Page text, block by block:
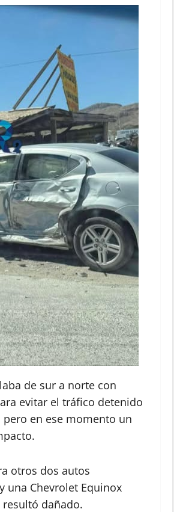
de sur a norte con
evitar el tráfico detenido
en ese momento un
otros dos autos
una Chevrolet Equinox
dañado.